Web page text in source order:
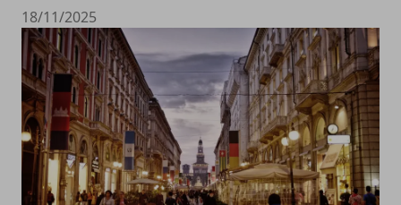
18/11/2025